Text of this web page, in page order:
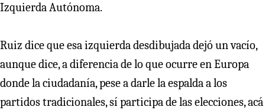
Izquierda Autónoma.
Ruiz dice que esa izquierda desdibujada dejó un vacío,
aunque dice, a diferencia de lo que ocurre en Europa
donde la ciudadanía, pese a darle la espalda a los
partidos tradicionales, sí participa de las elecciones, acá